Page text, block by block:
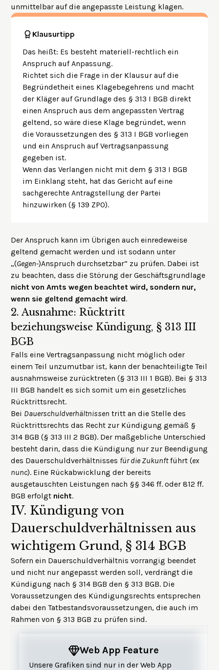
unmittelbar auf die angepasste Leistung klagen.
Klausurtipp
Das heißt: Es besteht materiell-rechtlich ein
Anspruch auf Anpassung.
Richtet sich die Frage in der Klausur auf die
Begründetheit eines Klagebegehrens und macht
der Kläger auf Grundlage des § 313 I BGB direkt
einen Anspruch aus dem angepassten Vertrag
geltend, so wäre diese Klage begründet, wenn
die Voraussetzungen des § 313 I BGB vorliegen
und ein Anspruch auf Vertragsanpassung
gegeben ist.
Wenn das Verlangen nicht mit dem § 313 I BGB
im Einklang steht, hat das Gericht auf eine
sachgerechte Antragstellung der Partei
hinzuwirken (§ 139 ZPO).
Der Anspruch kann im Übrigen auch einredeweise
geltend gemacht werden und ist sodann unter
„(Gegen-)Anspruch durchsetzbar“ zu prüfen. Dabei ist
zu beachten, dass die Störung der Geschäftsgrundlage
nicht von Amts wegen beachtet wird, sondern nur,
wenn sie geltend gemacht wird.
2. Ausnahme: Rücktritt
beziehungsweise Kündigung, § 313 III
BGB
Falls eine Vertragsanpassung nicht möglich oder
einem Teil unzumutbar ist, kann der benachteiligte Teil
ausnahmsweise zurücktreten (§ 313 III 1 BGB). Bei § 313
III BGB handelt es sich somit um ein gesetzliches
Rücktrittsrecht.
Bei Dauerschuldverhältnissen tritt an die Stelle des
Rücktrittsrechts das Recht zur Kündigung gemäß §
314 BGB (§ 313 III 2 BGB). Der maßgebliche Unterschied
besteht darin, dass die Kündigung nur zur Beendigung
des Dauerschuldverhältnisses für die Zukunftführt (ex
nunc). Eine Rückabwicklung der bereits
ausgetauschten Leistungen nach §§346 ff. oder812 ff.
BGB erfolgt nicht.
IV. Kündigung von
Dauerschuldverhältnissen aus
wichtigem Grund, § 314 BGB
Sofern ein Dauerschuldverhältnis vorrangig beendet
und nicht nur angepasst werden soll, verdrängt die
Kündigung nach § 314 BGB den § 313 BGB. Die
Voraussetzungen des Kündigungsrechts entsprechen
dabei den Tatbestandsvoraussetzungen, die auch im
Rahmen von § 313 BGB zu prüfen sind.
Web App Feature
Unsere Grafiken sind nur in der Web App